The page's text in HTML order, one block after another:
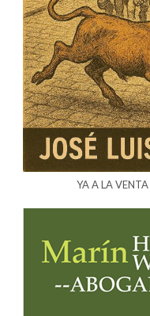
YA A LA VENTA